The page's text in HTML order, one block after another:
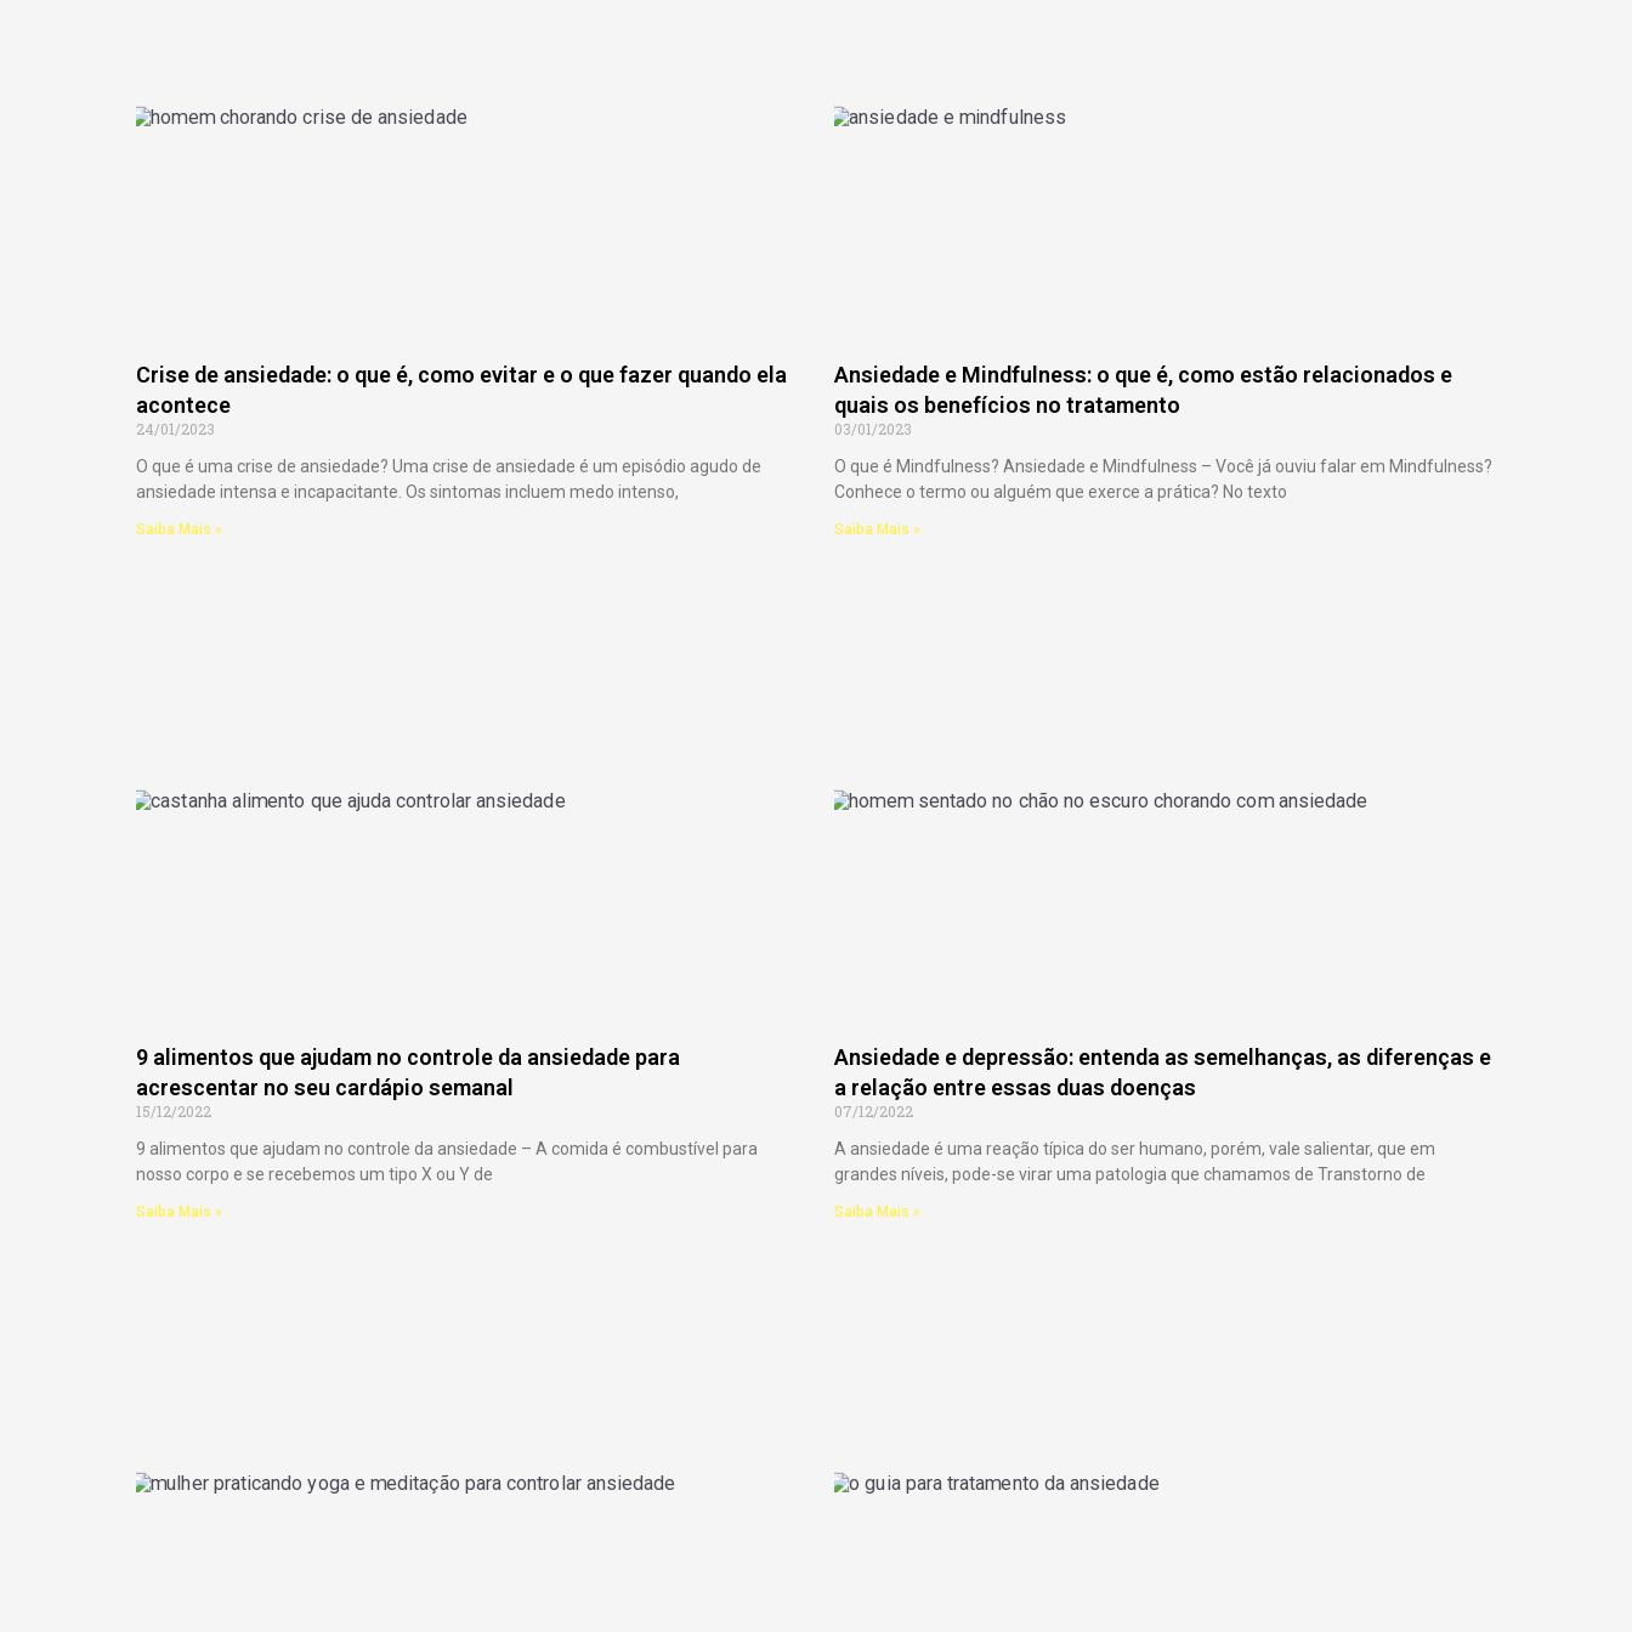
Crise de ansiedade: o que é, como evitar e o que fazer quando ela
acontece
24/01/2023
O que é uma crise de ansiedade? Uma crise de ansiedade é um episódio agudo de
ansiedade intensa e incapacitante. Os sintomas incluem medo intenso,
Saiba Mais »
Ansiedade e Mindfulness: o que é, como estão relacionados e
quais os benefícios no tratamento
03/01/2023
O que é Mindfulness? Ansiedade e Mindfulness – Você já ouviu falar em Mindfulness?
Conhece o termo ou alguém que exerce a prática? No texto
Saiba Mais »
9 alimentos que ajudam no controle da ansiedade para
acrescentar no seu cardápio semanal
15/12/2022
9 alimentos que ajudam no controle da ansiedade – A comida é combustível para
nosso corpo e se recebemos um tipo X ou Y de
Saiba Mais »
Ansiedade e depressão: entenda as semelhanças, as diferenças e
a relação entre essas duas doenças
07/12/2022
A ansiedade é uma reação típica do ser humano, porém, vale salientar, que em
grandes níveis, pode-se virar uma patologia que chamamos de Transtorno de
Saiba Mais »